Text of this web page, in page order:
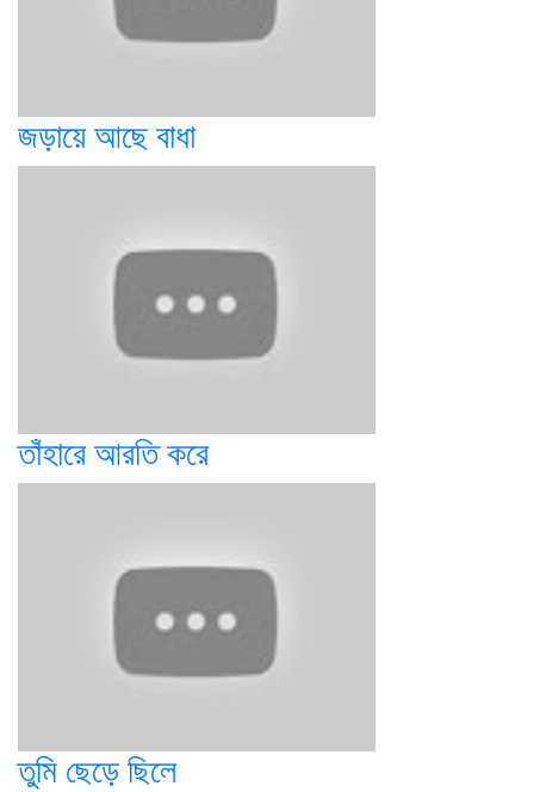
জড়ায়ে আছে বাধা
তাঁহারে আরতি করে
তুমি ছেড়ে ছিলে